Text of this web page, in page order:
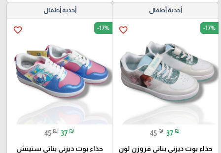
أحذية أطفال
favorite_border -17%
45 ₪ 37 ₪
حذاء بوت ديزني بناتي فروزن لون
أحذية أطفال
favorite_border -17%
45 ₪ 37 ₪
حذاء بوت ديزني بناتي ستيتش